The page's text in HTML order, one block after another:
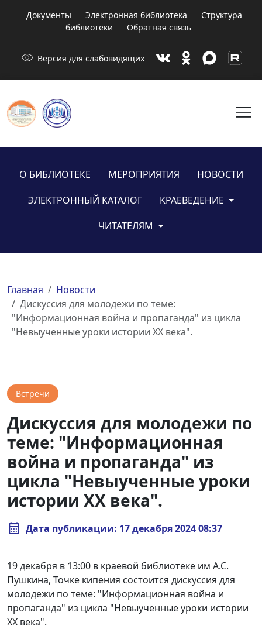
Документы Электронная библиотека
Структура
библиотеки
Обратная связь
visibility Версия для слабовидящих
menu
О БИБЛИОТЕКЕ МЕРОПРИЯТИЯ
НОВОСТИ
ЭЛЕКТРОННЫЙ КАТАЛОГ
КРАЕВЕДЕНИЕ
ЧИТАТЕЛЯМ
Главная
Новости
Дискуссия для молодежи по теме:
"Информационная война и пропаганда" из цикла
"Невыученные уроки истории XX века".
Встречи
Дискуссия для молодежи по
теме: "Информационная
война и пропаганда" из
цикла "Невыученные уроки
истории XX века".
calendar_month Дата публикации: 17 декабря 2024 08:37
19 декабря в 13:00 в краевой библиотеке им А.С.
Пушкина, Точке кипения состоится дискуссия для
молодежи по теме: "Информационная война и
пропаганда" из цикла "Невыученные уроки истории
XX века".